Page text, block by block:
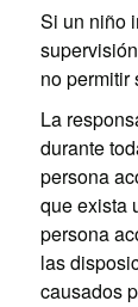
Si un niño
no permitir
La
durante
persona
que exista
persona
las
causados